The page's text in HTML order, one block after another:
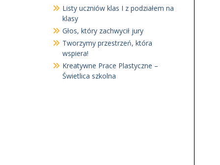
Listy uczniów klas I z podziałem na
klasy
Głos, który zachwycił jury
Tworzymy przestrzeń, która
wspiera!
Kreatywne Prace Plastyczne –
Świetlica szkolna